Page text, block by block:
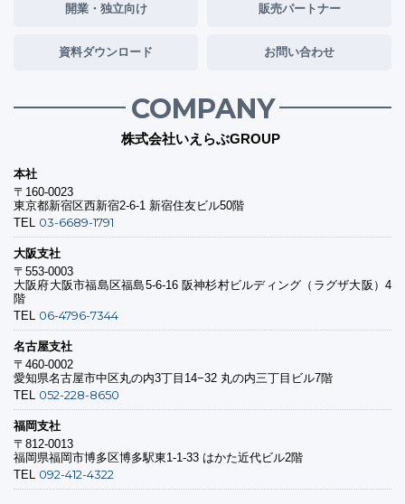
開業・独立向け 販売パートナー
資料ダウンロード お問い合わせ
COMPANY
株式会社いえらぶGROUP
本社
〒160-0023
東京都新宿区西新宿2-6-1 新宿住友ビル50階
TEL 03-6689-1791
大阪支社
〒553-0003
大阪府大阪市福島区福島5-6-16 阪神杉村ビルディング（ラグザ大阪）4
階
TEL 06-4796-7344
名古屋支社
〒460-0002
愛知県名古屋市中区丸の内3丁目14−32 丸の内三丁目ビル7階
TEL 052-228-8650
福岡支社
〒812-0013
福岡県福岡市博多区博多駅東1-1-33 はかた近代ビル2階
TEL 092-412-4322